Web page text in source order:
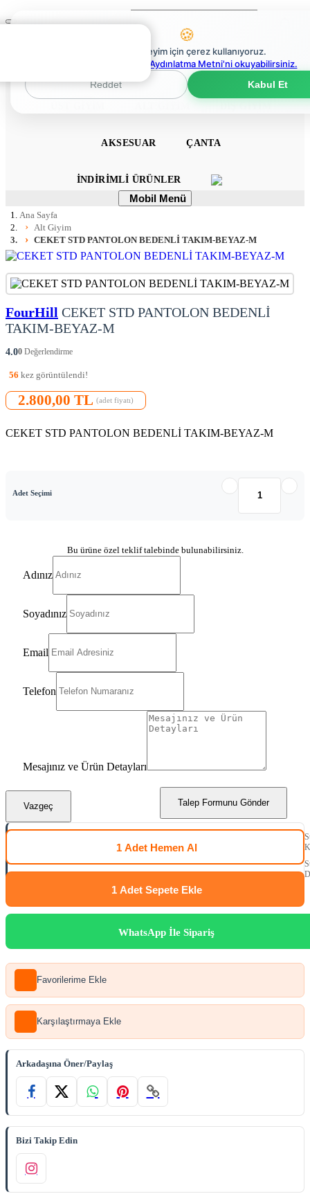
Mobil
0
0
TULUM TAKIM
AKSESUAR ÇANTA
İNDIRIMLI ÜRÜNLER
Mobil
Menü
Mobil Menü
Ana Sayfa
Alt Giyim
CEKET STD PANTOLON BEDENLİ TAKIM-BEYAZ-M
FourHill CEKET STD PANTOLON BEDENLİ
TAKIM-BEYAZ-M
4.00 Değerlendirme
56 kez görüntülendi!
2.800,00 TL (adet fiyatı)
CEKET STD PANTOLON BEDENLİ TAKIM-BEYAZ-M
Adet Seçimi
Bu ürüne özel teklif talebinde bulunabilirsiniz.
Adınız
Soyadınız
Email
Telefon
Mesajınız ve Ürün Detayları
Talep Formunu Gönder
Vazgeç
1 Adet Hemen Al
1 Adet Sepete Ekle
WhatsApp İle Sipariş
Favorilerime Ekle
Karşılaştırmaya Ekle
Arkadaşına Öner/Paylaş
Bizi Takip Edin
🍪
En iyi deneyim için çerez kullanıyoruz.
Çerez Politikaları Aydınlatma Metni'ni okuyabilirsiniz.
Reddet
Kabul Et